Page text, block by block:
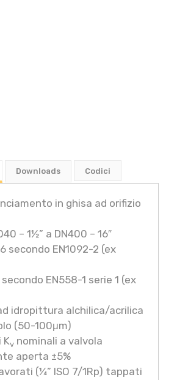
Downloads Codici
in ghisa ad orifizio
– 1½” a DN400 – 16″
secondo EN1092-2 (ex
EN558-1 serie 1 (ex
idropittura alchilica/acrilica
(50-100μm)
Kv nominali a valvola
aperta ±5%
(¼” ISO 7/1Rp) tappati